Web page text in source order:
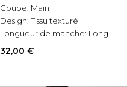
Coupe: Main
Design:Tissu texturé
Longueur de manche: Long
Sleeve
32,00 €